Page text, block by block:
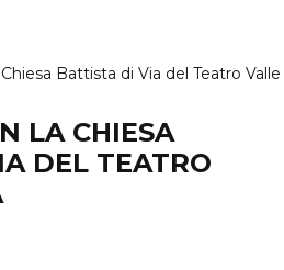
LA CHIESA
DEL TEATRO